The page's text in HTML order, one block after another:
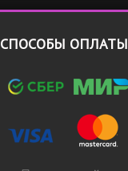
СПОСОБЫ ОПЛАТЫ